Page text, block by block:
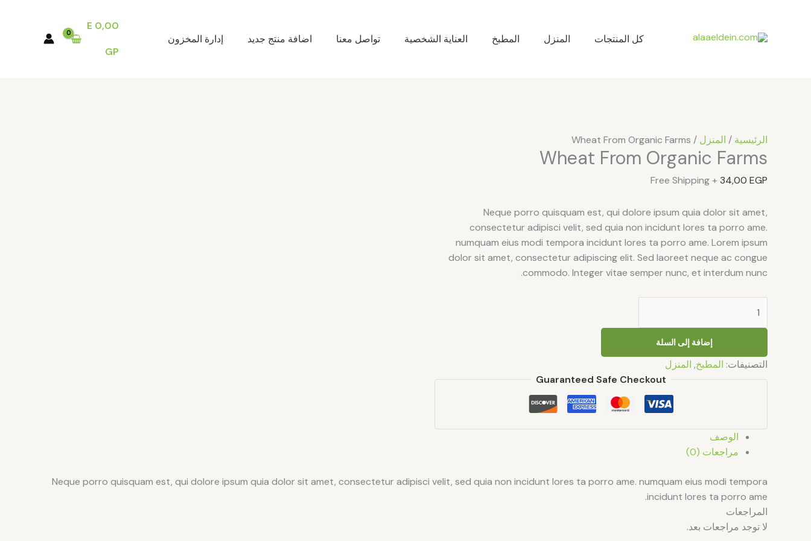
كل المنتجات المنزل المطبخ العناية الشخصية تواصل معنا اضافة منتج جديد إدارة المخزون
0,00
E
GP
الرئيسية / المنزل / Wheat From Organic Farms
Wheat From Organic Farms
34,00 EGP
+ Free Shipping
Neque porro quisquam est, qui dolore ipsum quia dolor sit amet,
consectetur adipisci velit, sed quia non incidunt lores ta porro ame.
numquam eius modi tempora incidunt lores ta porro ame. Lorem ipsum
dolor sit amet, consectetur adipiscing elit. Sed laoreet neque ac congue
commodo. Integer vitae semper nunc, et interdum nunc.
From
إضافة إلى السلة
التصنيفات: المطبخ, المنزل
Guaranteed Safe Checkout
الوصف
مراجعات (0)
Neque porro quisquam est, qui dolore ipsum quia dolor sit amet, consectetur adipisci velit, sed quia non incidunt lores ta porro ame. numquam eius modi tempora
incidunt lores ta porro ame.
المراجعات
لا توجد مراجعات بعد.